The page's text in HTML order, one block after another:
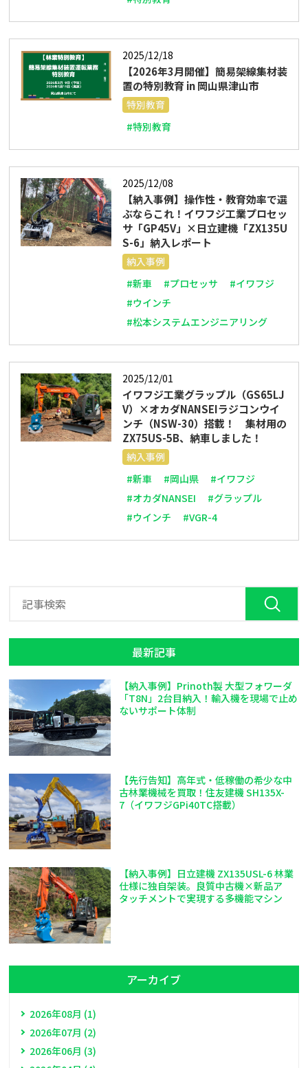
2025/12/18
【2026年3月開催】簡易架線集材装
置の特別教育 in 岡山県津山市
特別教育
#特別教育
2025/12/08
【納入事例】操作性・教育効率で選
ぶならこれ！イワフジ工業プロセッ
サ「GP45V」×日立建機「ZX135U
S-6」納入レポート
納入事例
#新車
#プロセッサ
#イワフジ
#ウインチ
#松本システムエンジニアリング
2025/12/01
イワフジ工業グラップル（GS65LJ
V）×オカダNANSEIラジコンウイ
ンチ（NSW-30）搭載！ 集材用の
ZX75US-5B、納車しました！
納入事例
#新車
#岡山県
#イワフジ
#オカダNANSEI
#グラップル
#ウインチ
#VGR-4
最新記事
【納入事例】Prinoth製 大型フォワーダ
「T8N」2台目納入！輸入機を現場で止め
ないサポート体制
【先行告知】高年式・低稼働の希少な中
古林業機械を買取！住友建機 SH135X-
7（イワフジGPi40TC搭載）
【納入事例】日立建機 ZX135USL-6 林業
仕様に独自架装。良質中古機×新品ア
タッチメントで実現する多機能マシン
アーカイブ
2026年08月 (1)
2026年07月 (2)
2026年06月 (3)